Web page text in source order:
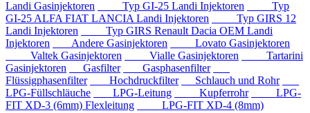
Landi Gasinjektoren
Typ GI-25 Landi Injektoren
Typ
GI-25 ALFA FIAT LANCIA Landi Injektoren
Typ GIRS 12
Landi Injektoren
Typ GIRS Renault Dacia OEM Landi
Injektoren
Andere Gasinjektoren
Lovato Gasinjektoren
Valtek Gasinjektoren
Vialle Gasinjektoren
Tartarini
Gasinjektoren
Gasfilter
Gasphasenfilter
Flüssigphasenfilter
Hochdruckfilter
Schlauch und Rohr
LPG-Füllschläuche
LPG-Leitung Kupferrohr
LPG-
FIT XD-3 (6mm) Flexleitung
LPG-FIT XD-4 (8mm)